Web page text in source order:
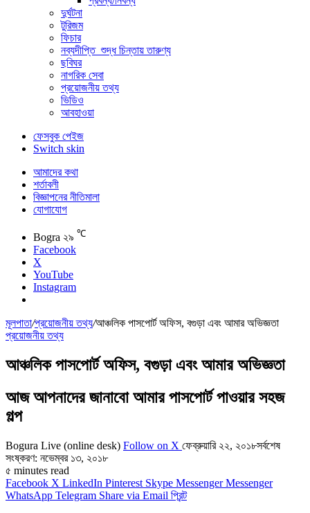
দুর্ঘটনা
টুরিজম
ফিচার
নব্যদীপ্তি_শুদ্ধ চিন্তায় তারুণ্য
ছবিঘর
নাগরিক সেবা
প্রয়োজনীয় তথ্য
ভিডিও
আবহাওয়া
ফেসবুক পেইজ
Switch skin
আমাদের কথা
শর্তাবলী
বিজ্ঞাপনের নীতিমালা
যোগাযোগ
Bogra ২৯ ℃
Facebook
X
YouTube
Instagram
মূলপাতা/প্রয়োজনীয় তথ্য/আঞ্চলিক পাসপোর্ট অফিস, বগুড়া এবং আমার অভিজ্ঞতা
প্রয়োজনীয় তথ্য
আঞ্চলিক পাসপোর্ট অফিস, বগুড়া এবং আমার অভিজ্ঞতা
আজ আপনাদের জানাবো আমার পাসপোর্ট পাওয়ার সহজ
গল্প
Bogura Live (online desk) Follow on X ফেব্রুয়ারি ২২, ২০১৮সর্বশেষ
সংষ্করণ: নভেম্বর ১৩, ২০১৮
৫ minutes read
Facebook X LinkedIn Pinterest Skype Messenger Messenger
WhatsApp Telegram Share via Email প্রিন্ট